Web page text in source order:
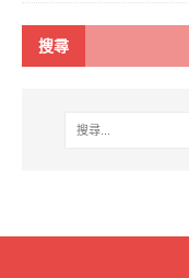
搜尋